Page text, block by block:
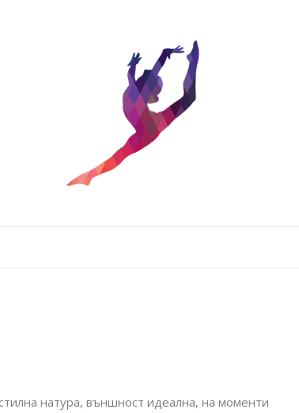
натура, външност идеална, на моменти